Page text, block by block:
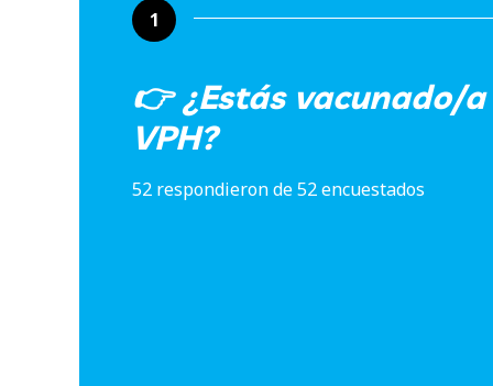
1
👉 ¿Estás vacunado/
VPH?
52 respondieron de 52 encuestados